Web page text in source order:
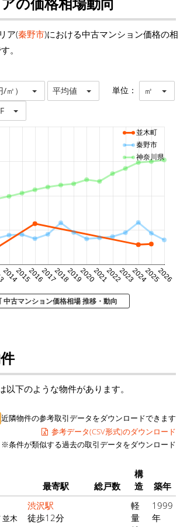
ア(秦野市)における中古マンション価格の相
。
㎡） 平均値 単位： ㎡
2014201520162017201820192020202120222023202420252026
並木町
秦野市
神奈川県
中古マンション価格相場 推移・動向
以下のような物件があります。
近隣物件の参考取引データをダウンロードできます
参考データ(CSV形式)のダウンロード
※条件が類似する過去の取引データをダウンロード
最寄駅 総戸数
構
造
築年
並木
渋沢駅
徒歩12分
軽
量
1999
年